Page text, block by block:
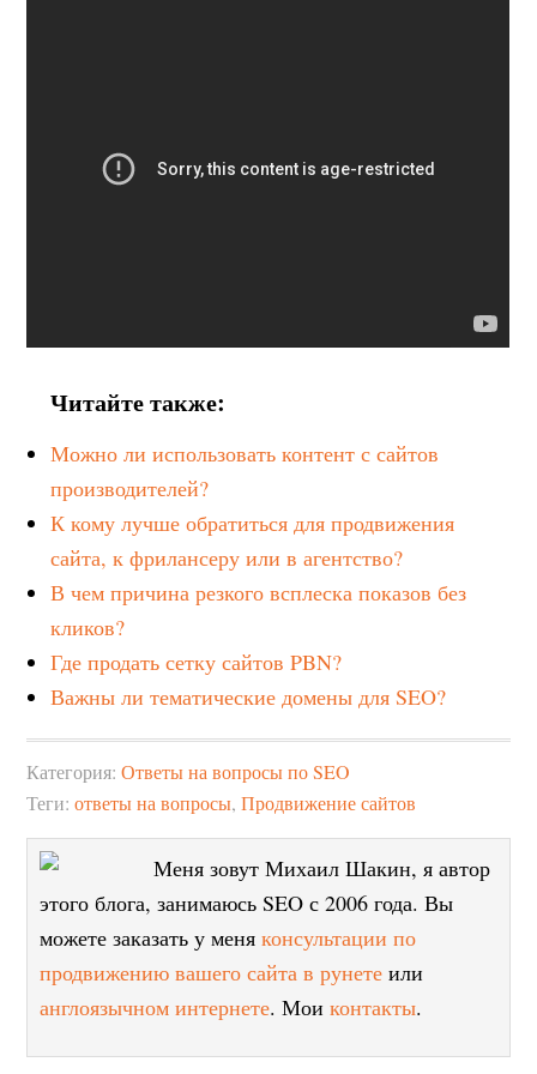
Читайте также:
Можно ли использовать контент с сайтов
производителей?
К кому лучше обратиться для продвижения
сайта, к фрилансеру или в агентство?
В чем причина резкого всплеска показов без
кликов?
Где продать сетку сайтов PBN?
Важны ли тематические домены для SEO?
Категория:Ответы на вопросы по SEO
Теги:ответы на вопросы,Продвижение сайтов
Меня зовут Михаил Шакин, я автор
этого блога, занимаюсь SEO с 2006 года. Вы
можете заказать у меняконсультации по
продвижению вашего сайта в рунете или
англоязычном интернете. Моиконтакты.